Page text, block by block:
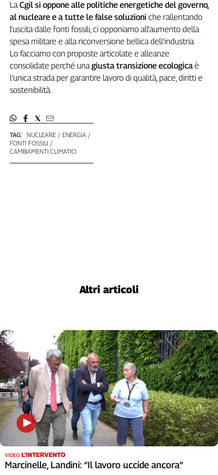
TAG: NUCLEARE
ENERGIA
FONTI FOSSILI
CAMBIAMENTI CLIMATICI
LaCgil si oppone alle politiche energetiche del governo,
al nucleare e a tutte le false soluzioni che rallentando
l'uscita dalle fonti fossili, ci opponiamo all'aumento della
spesa militare e alla riconversione bellica dell’industria.
Lo facciamo con proposte articolate e alleanze
consolidate perché unagiusta transizione ecologica è
l’unica strada per garantire lavoro di qualità, pace, diritti e
sostenibilità.
Altri articoli
VIDEO L’INTERVENTO
Marcinelle, Landini: “Il lavoro uccide ancora”